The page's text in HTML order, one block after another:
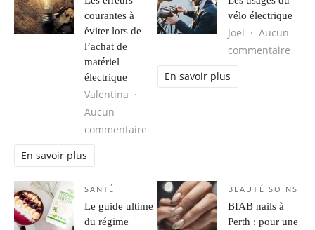
courantes à
éviter lors de
l’achat de
matériel
électrique
Valentina
Aucun
commentaire
En savoir plus
vélo électrique
Joel
Aucun
commentaire
En savoir plus
SANTÉ
Le guide ultime
du régime
BEAUTÉ SOINS
BIAB nails à
Perth : pour une